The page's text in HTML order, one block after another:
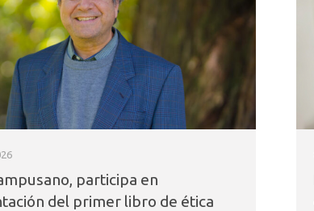
participa en
del primer libro de ética